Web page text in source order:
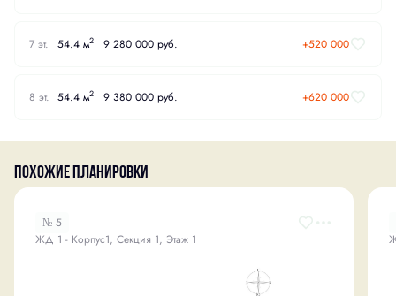
7 эт. 54.4 м2 9 280 000 руб. +520 000
8 эт. 54.4 м2 9 380 000 руб. +620 000
Похожие планировки
№ 5
ЖД 1 - Корпус1, Секция 1, Этаж 1